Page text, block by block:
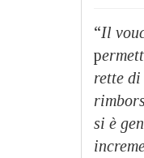
“Il
p
rette
si è